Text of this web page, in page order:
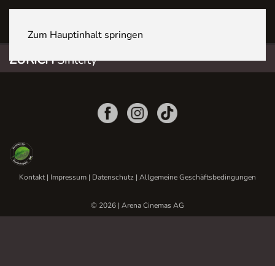
Zum Hauptinhalt springen
ZÜRICHSihlcity
Kontakt| Impressum | Datenschutz | Allgemeine Geschäftsbedingungen
© 2026 | Arena Cinemas AG